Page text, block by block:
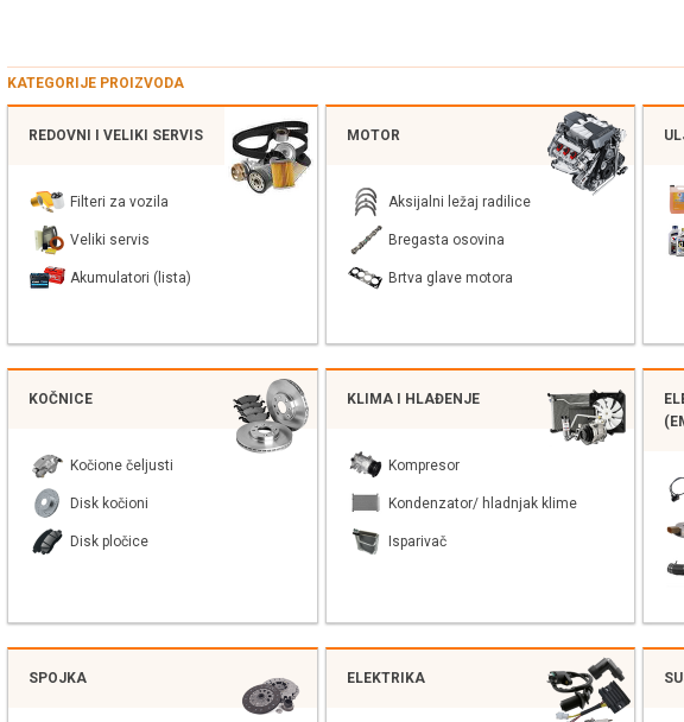
KATEGORIJE PROIZVODA
REDOVNI I VELIKI SERVIS
Filteri za vozila
Veliki servis
Akumulatori (lista)
MOTOR
Aksijalni ležaj radilice
Bregasta osovina
Brtva glave motora
KOČNICE
Kočione čeljusti
Disk kočioni
Disk pločice
KLIMA I HLAĐENJE
Kompresor
Kondenzator/ hladnjak klime
Isparivač
SPOJKA ELEKTRIKA